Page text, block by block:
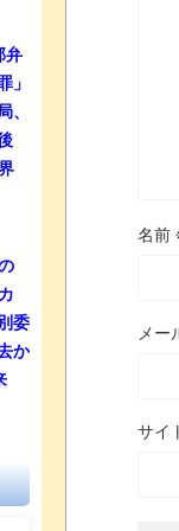
名前
メー
サイ
弁
」
委
か